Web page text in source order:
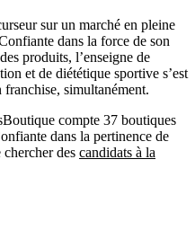
sur un marché en pleine
dans la force de son
produits, l’enseigne de
et de diététique sportive s’est
simultanément.
compte 37 boutiques
dans la pertinence de
chercher des candidats à la